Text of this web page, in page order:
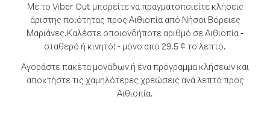
Με το Viber Out μπορείτε να πραγματοποιείτε κλήσεις
άριστης ποιότητας προς Αιθιοπία από Νήσοι Βόρειες
Μαριάνες.Καλέστε οποιονδήποτε αριθμό σε Αιθιοπία -
σταθερό ή κινητό! - μόνο από 29.5 ¢ το λεπτό.
Αγοράστε πακέτα μονάδων ή ένα πρόγραμμα κλήσεων και
αποκτήστε τις χαμηλότερες χρεώσεις ανά λεπτό προς
Αιθιοπία.